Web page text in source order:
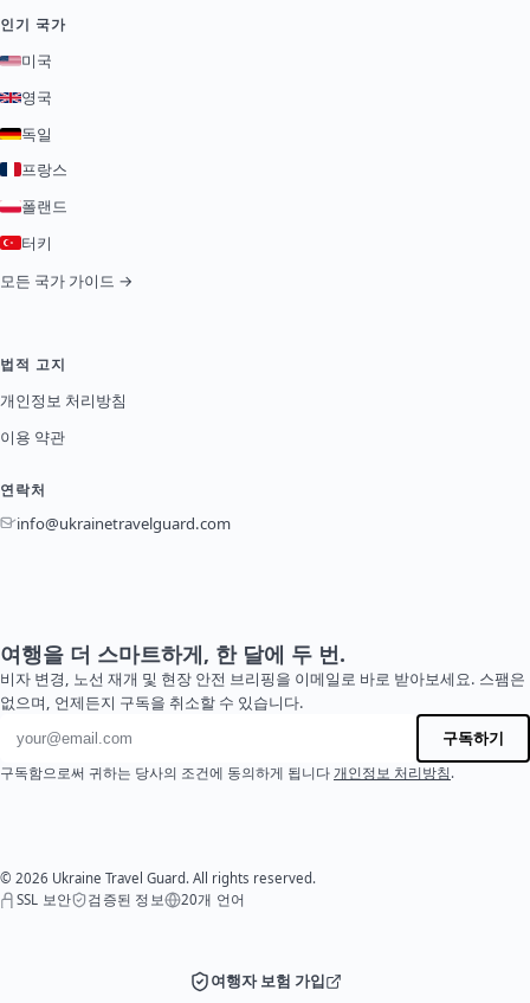
인기 국가
미국
영국
독일
프랑스
폴랜드
터키
모든 국가 가이드 →
법적 고지
개인정보 처리방침
이용 약관
연락처
info@ukrainetravelguard.com
여행을 더 스마트하게, 한 달에 두 번.
비자 변경, 노선 재개 및 현장 안전 브리핑을 이메일로 바로 받아보세요. 스팸은
없으며, 언제든지 구독을 취소할 수 있습니다.
이메일 주소
구독하기
구독함으로써 귀하는 당사의 조건에 동의하게 됩니다 개인정보 처리방침.
© 2026 Ukraine Travel Guard. All rights reserved.
SSL 보안
검증된 정보 20개 언어
여행자 보험 가입